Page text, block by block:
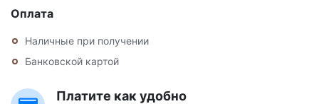
Оплата
Наличные при получении
Банковской картой
Платите как удобно